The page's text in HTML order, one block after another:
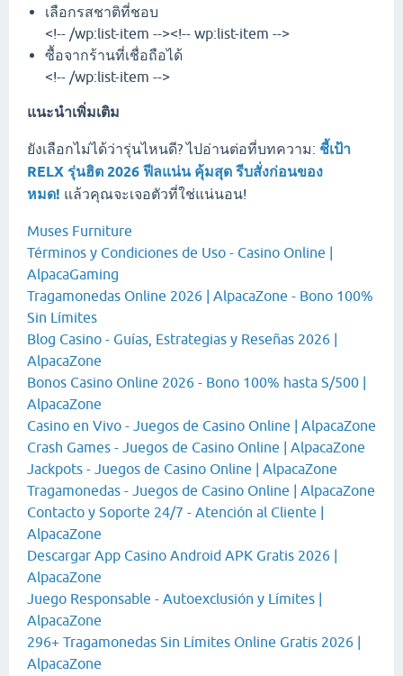
เลือกรสชาติที่ชอบ
<!-- /wp:list-item --><!-- wp:list-item -->
ซื้อจากร้านที่เชื่อถือได้
<!-- /wp:list-item -->
แนะนำเพิ่มเติม
ยังเลือกไม่ได้ว่ารุ่นไหนดี? ไปอ่านต่อที่บทความ: ชี้เป้า
RELX รุ่นฮิต 2026 ฟีลแน่น คุ้มสุด รีบสั่งก่อนของ
หมด! แล้วคุณจะเจอตัวที่ใช่แน่นอน!
Muses Furniture
Términos y Condiciones de Uso - Casino Online |
AlpacaGaming
Tragamonedas Online 2026 | AlpacaZone - Bono 100%
Sin Límites
Blog Casino - Guías, Estrategias y Reseñas 2026 |
AlpacaZone
Bonos Casino Online 2026 - Bono 100% hasta S/500 |
AlpacaZone
Casino en Vivo - Juegos de Casino Online | AlpacaZone
Crash Games - Juegos de Casino Online | AlpacaZone
Jackpots - Juegos de Casino Online | AlpacaZone
Tragamonedas - Juegos de Casino Online | AlpacaZone
Contacto y Soporte 24/7 - Atención al Cliente |
AlpacaZone
Descargar App Casino Android APK Gratis 2026 |
AlpacaZone
Juego Responsable - Autoexclusión y Límites |
AlpacaZone
296+ Tragamonedas Sin Límites Online Gratis 2026 |
AlpacaZone